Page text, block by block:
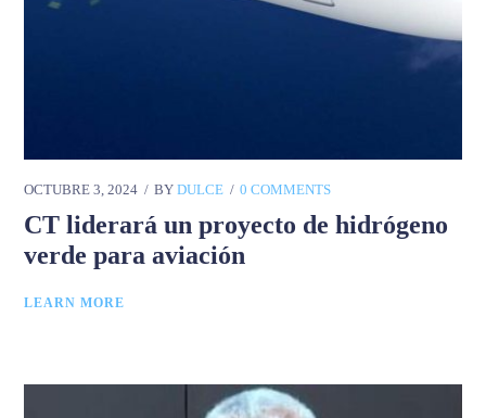
OCTUBRE 3, 2024 BYDULCE 0 COMMENTS
CT liderará un proyecto de hidrógeno
verde para aviación
LEARN MORE